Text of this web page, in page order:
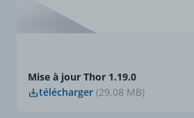
Mise à jour Thor 1.19.0
télécharger (29,08 MB)